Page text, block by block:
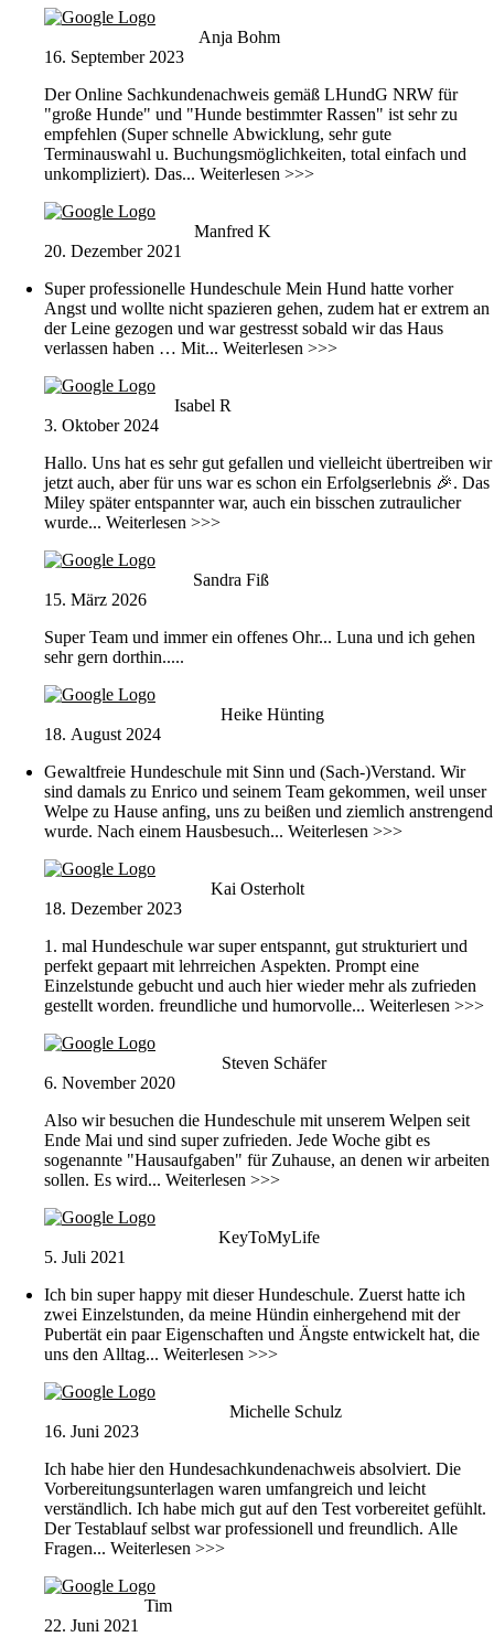
Anja Bohm
16. September 2023
Der Online Sachkundenachweis gemäß LHundG NRW für
"große Hunde" und "Hunde bestimmter Rassen" ist sehr zu
empfehlen (Super schnelle Abwicklung, sehr gute
Terminauswahl u. Buchungsmöglichkeiten, total einfach und
unkompliziert). Das... Weiterlesen >>>
Manfred K
20. Dezember 2021
Super professionelle Hundeschule Mein Hund hatte vorher
Angst und wollte nicht spazieren gehen, zudem hat er extrem an
der Leine gezogen und war gestresst sobald wir das Haus
verlassen haben … Mit... Weiterlesen >>>
Isabel R
3. Oktober 2024
Hallo. Uns hat es sehr gut gefallen und vielleicht übertreiben wir
jetzt auch, aber für uns war es schon ein Erfolgserlebnis 🎉. Das
Miley später entspannter war, auch ein bisschen zutraulicher
wurde... Weiterlesen >>>
Sandra Fiß
15. März 2026
Super Team und immer ein offenes Ohr... Luna und ich gehen
sehr gern dorthin.....
Heike Hünting
18. August 2024
Gewaltfreie Hundeschule mit Sinn und (Sach-)Verstand. Wir
sind damals zu Enrico und seinem Team gekommen, weil unser
Welpe zu Hause anfing, uns zu beißen und ziemlich anstrengend
wurde. Nach einem Hausbesuch... Weiterlesen >>>
Kai Osterholt
18. Dezember 2023
1. mal Hundeschule war super entspannt, gut strukturiert und
perfekt gepaart mit lehrreichen Aspekten. Prompt eine
Einzelstunde gebucht und auch hier wieder mehr als zufrieden
gestellt worden. freundliche und humorvolle... Weiterlesen >>>
Steven Schäfer
6. November 2020
Also wir besuchen die Hundeschule mit unserem Welpen seit
Ende Mai und sind super zufrieden. Jede Woche gibt es
sogenannte "Hausaufgaben" für Zuhause, an denen wir arbeiten
sollen. Es wird... Weiterlesen >>>
KeyToMyLife
5. Juli 2021
Ich bin super happy mit dieser Hundeschule. Zuerst hatte ich
zwei Einzelstunden, da meine Hündin einhergehend mit der
Pubertät ein paar Eigenschaften und Ängste entwickelt hat, die
uns den Alltag... Weiterlesen >>>
Michelle Schulz
16. Juni 2023
Ich habe hier den Hundesachkundenachweis absolviert. Die
Vorbereitungsunterlagen waren umfangreich und leicht
verständlich. Ich habe mich gut auf den Test vorbereitet gefühlt.
Der Testablauf selbst war professionell und freundlich. Alle
Fragen... Weiterlesen >>>
Tim
22. Juni 2021